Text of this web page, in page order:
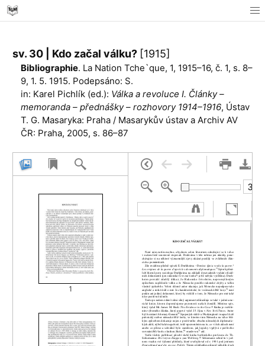
sv. 30 | Kdo začal válku? [1915]
Bibliographie. La Nation Tche`que, 1, 1915–16, č. 1, s. 8–
9, 1. 5. 1915. Podepsáno: S.
in: Karel Pichlík (ed.): Válka a revoluce I. Články –
memoranda – přednášky – rozhovory 1914–1916, Ústav
T. G. Masaryka: Praha / Masarykův ústav a Archiv AV
ČR: Praha, 2005, s. 86–87